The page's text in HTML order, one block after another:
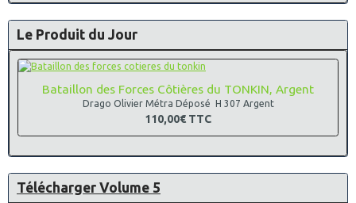
Le Produit du Jour
Bataillon des Forces Côtières du TONKIN, Argent
Drago Olivier Métra Déposé H 307 Argent
110,00€ TTC
Télécharger Volume 5